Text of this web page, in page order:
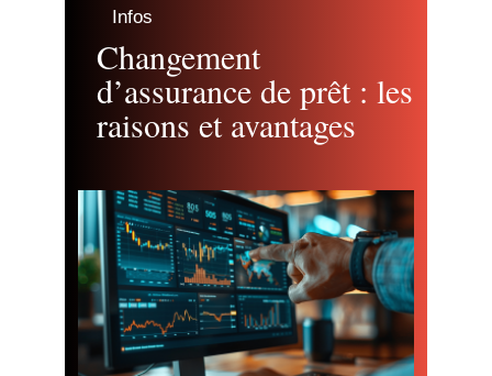
Infos
Changement
d’assurance de prêt : les
raisons et avantages